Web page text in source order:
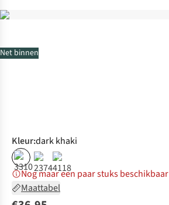
Net binnen
Kleur:dark khaki
% %
Nog maar een paar stuks beschikbaar
Maattabel